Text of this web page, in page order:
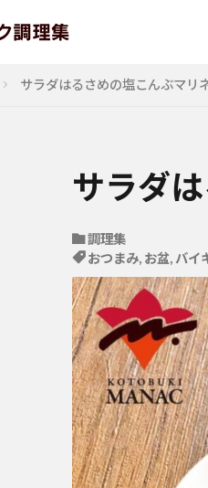
サラダはるさめの塩こんぶマリ
サラダ
調理集
おつまみ, お盆, バイ